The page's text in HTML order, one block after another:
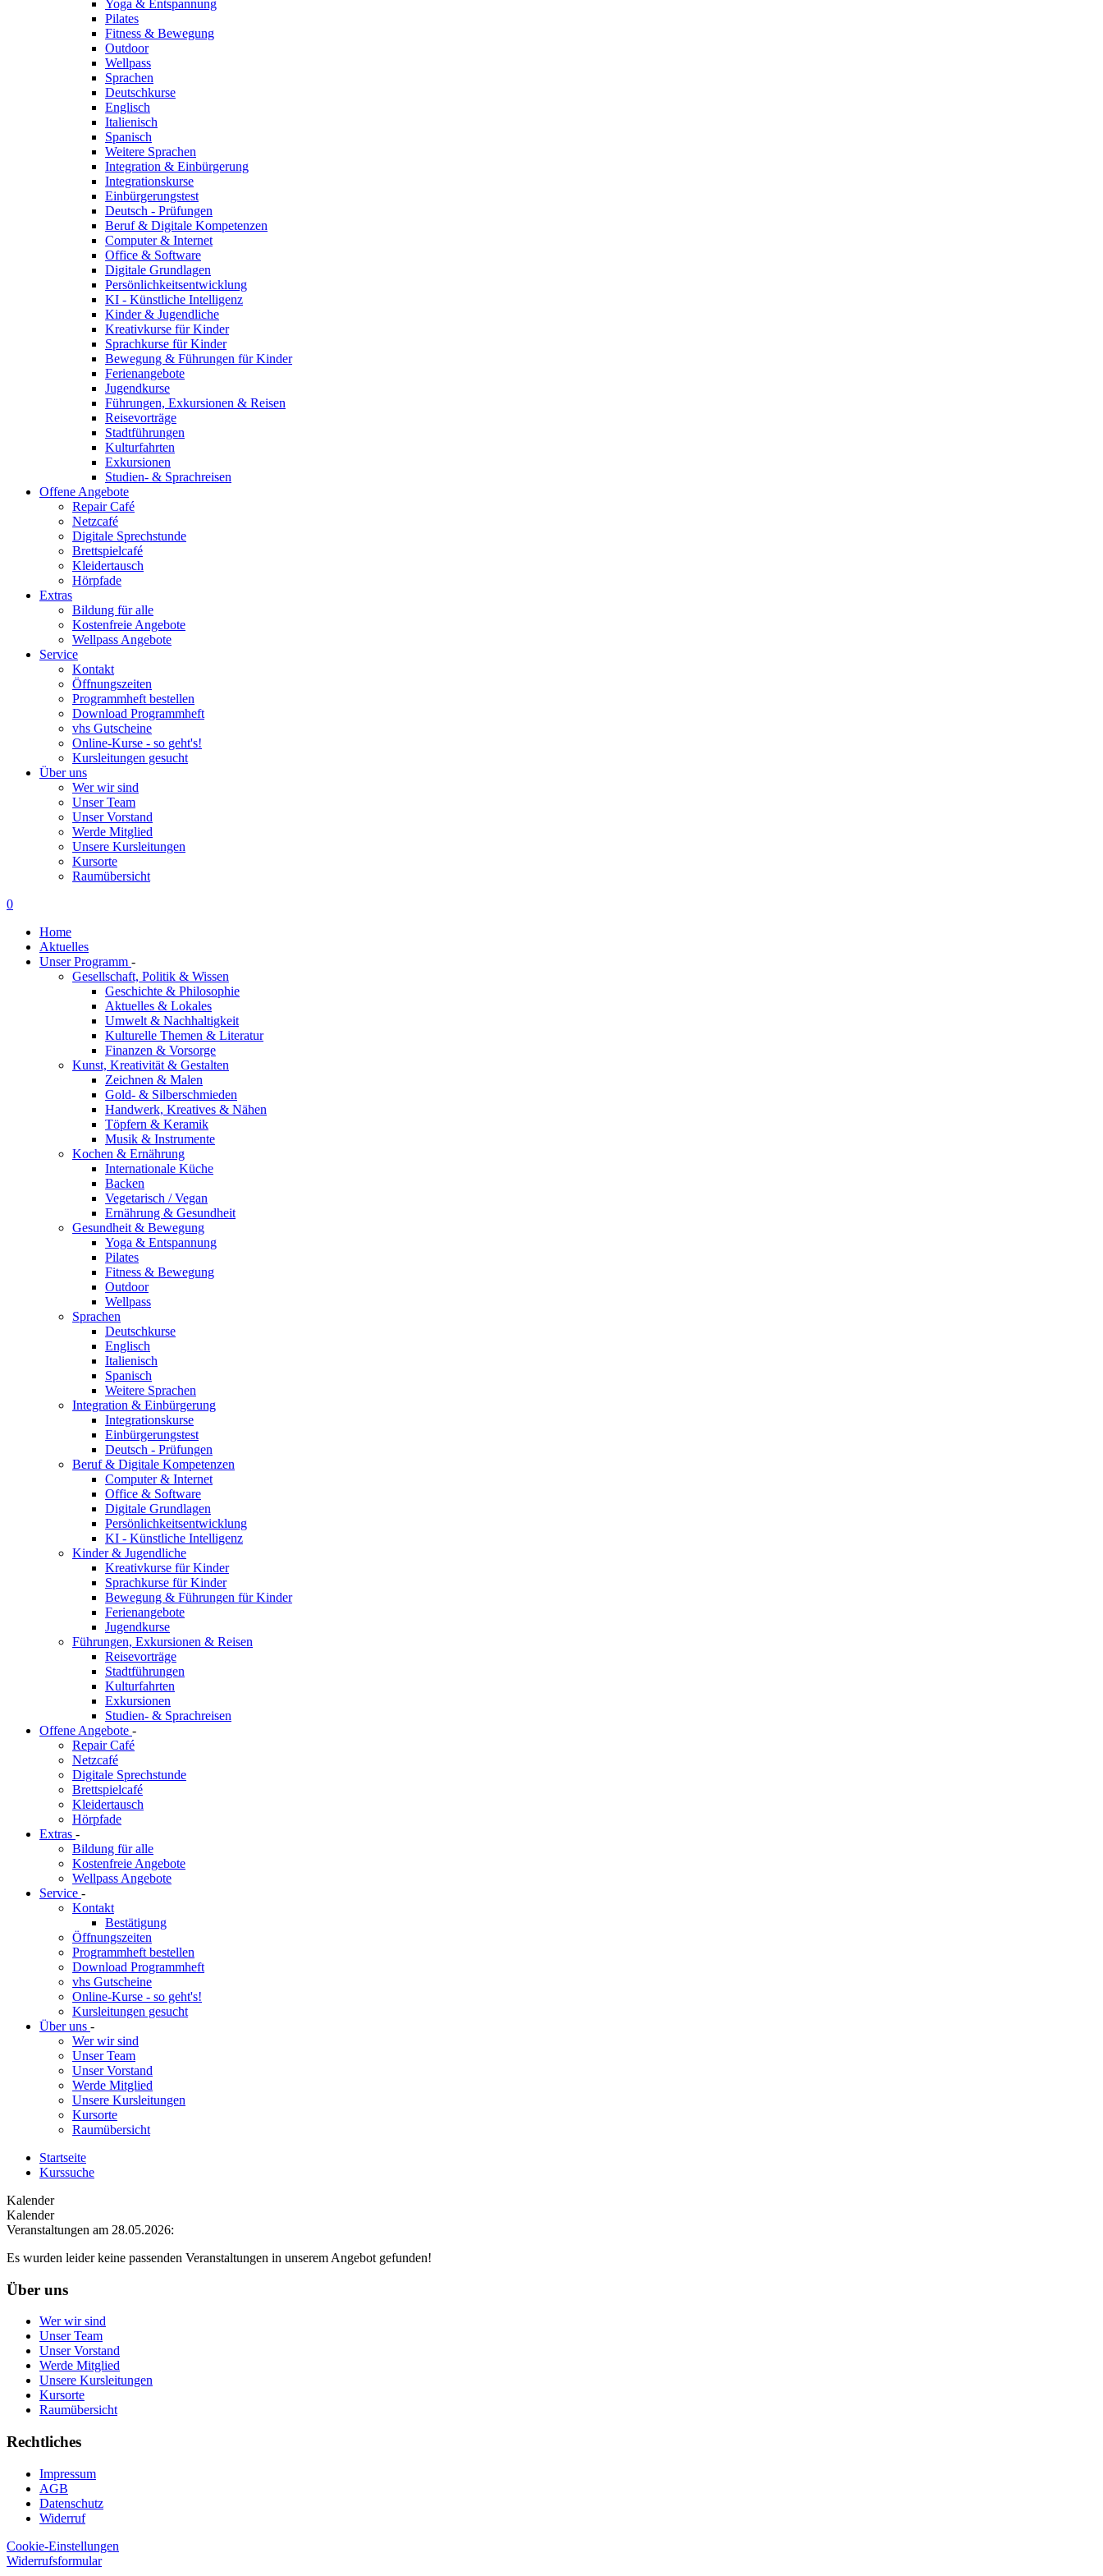
Yoga & Entspannung
Pilates
Fitness & Bewegung
Outdoor
Wellpass
Sprachen
Deutschkurse
Englisch
Italienisch
Spanisch
Weitere Sprachen
Integration & Einbürgerung
Integrationskurse
Einbürgerungstest
Deutsch - Prüfungen
Beruf & Digitale Kompetenzen
Computer & Internet
Office & Software
Digitale Grundlagen
Persönlichkeitsentwicklung
KI - Künstliche Intelligenz
Kinder & Jugendliche
Kreativkurse für Kinder
Sprachkurse für Kinder
Bewegung & Führungen für Kinder
Ferienangebote
Jugendkurse
Führungen, Exkursionen & Reisen
Reisevorträge
Stadtführungen
Kulturfahrten
Exkursionen
Studien- & Sprachreisen
Offene Angebote
Repair Café
Netzcafé
Digitale Sprechstunde
Brettspielcafé
Kleidertausch
Hörpfade
Extras
Bildung für alle
Kostenfreie Angebote
Wellpass Angebote
Service
Kontakt
Öffnungszeiten
Programmheft bestellen
Download Programmheft
vhs Gutscheine
Online-Kurse - so geht's!
Kursleitungen gesucht
Über uns
Wer wir sind
Unser Team
Unser Vorstand
Werde Mitglied
Unsere Kursleitungen
Kursorte
Raumübersicht
0
Home
Aktuelles
Unser Programm -
Gesellschaft, Politik & Wissen
Geschichte & Philosophie
Aktuelles & Lokales
Umwelt & Nachhaltigkeit
Kulturelle Themen & Literatur
Finanzen & Vorsorge
Kunst, Kreativität & Gestalten
Zeichnen & Malen
Gold- & Silberschmieden
Handwerk, Kreatives & Nähen
Töpfern & Keramik
Musik & Instrumente
Kochen & Ernährung
Internationale Küche
Backen
Vegetarisch / Vegan
Ernährung & Gesundheit
Gesundheit & Bewegung
Yoga & Entspannung
Pilates
Fitness & Bewegung
Outdoor
Wellpass
Sprachen
Deutschkurse
Englisch
Italienisch
Spanisch
Weitere Sprachen
Integration & Einbürgerung
Integrationskurse
Einbürgerungstest
Deutsch - Prüfungen
Beruf & Digitale Kompetenzen
Computer & Internet
Office & Software
Digitale Grundlagen
Persönlichkeitsentwicklung
KI - Künstliche Intelligenz
Kinder & Jugendliche
Kreativkurse für Kinder
Sprachkurse für Kinder
Bewegung & Führungen für Kinder
Ferienangebote
Jugendkurse
Führungen, Exkursionen & Reisen
Reisevorträge
Stadtführungen
Kulturfahrten
Exkursionen
Studien- & Sprachreisen
Offene Angebote -
Repair Café
Netzcafé
Digitale Sprechstunde
Brettspielcafé
Kleidertausch
Hörpfade
Extras -
Bildung für alle
Kostenfreie Angebote
Wellpass Angebote
Service -
Kontakt
Bestätigung
Öffnungszeiten
Programmheft bestellen
Download Programmheft
vhs Gutscheine
Online-Kurse - so geht's!
Kursleitungen gesucht
Über uns -
Wer wir sind
Unser Team
Unser Vorstand
Werde Mitglied
Unsere Kursleitungen
Kursorte
Raumübersicht
Startseite
Kurssuche
Kalender
Kalender
Veranstaltungen am 28.05.2026:
Es wurden leider keine passenden Veranstaltungen in unserem Angebot gefunden!
Über uns
Wer wir sind
Unser Team
Unser Vorstand
Werde Mitglied
Unsere Kursleitungen
Kursorte
Raumübersicht
Rechtliches
Impressum
AGB
Datenschutz
Widerruf
Cookie-Einstellungen
Widerrufsformular